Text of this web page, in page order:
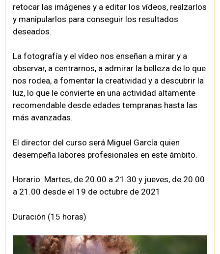
retocar las imágenes y a editar los vídeos, realzarlos
y manipularlos para conseguir los resultados
deseados.
La fotografía y el vídeo nos enseñan a mirar y a
observar, a centrarnos, a admirar la belleza de lo que
nos rodea, a fomentar la creatividad y a descubrir la
luz, lo que le convierte en una actividad altamente
recomendable desde edades tempranas hasta las
más avanzadas.
El director del curso será Miguel García quien
desempeña labores profesionales en este ámbito.
Horario: Martes, de 20.00 a 21.30 y jueves, de 20.00
a 21.00 desde el 19 de octubre de 2021
Duración (15 horas)